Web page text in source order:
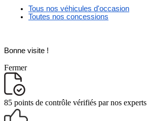
Tous nos véhicules d'occasion
Toutes nos concessions
Bonne visite !
Fermer
85 points de contrôle vérifiés par nos experts